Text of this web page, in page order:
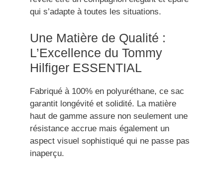
qui s’adapte à toutes les situations.
Une Matière de Qualité :
L’Excellence du Tommy
Hilfiger ESSENTIAL
Fabriqué à 100% en polyuréthane, ce sac
garantit longévité et solidité. La matière
haut de gamme assure non seulement une
résistance accrue mais également un
aspect visuel sophistiqué qui ne passe pas
inaperçu.